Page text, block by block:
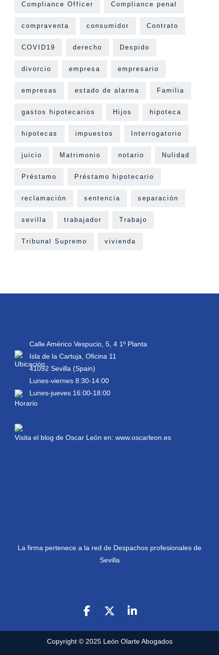
Compliance Officer Compliance penal
compraventa consumidor Contrato
COVID19 derecho Despido
divorcio empresa empresario
empresas estado de alarma Familia
gastos hipotecarios Hijos hipoteca
hipotecas impuestos Interrogatorio
juicio Matrimonio notario Nulidad
Préstamo Préstamo hipotecario
reclamación sentencia separación
sevilla trabajador Trabajo
Tribunal Supremo vivienda
Calle Américo Vespucio, 5, 4 1º Planta
Isla de la Cartuja, Oficina 11
41092 Sevilla (Spain)
Lunes-viernes 8:30-14:00
Lunes-jueves 16:00-18:00
Visita el blog de Oscar León en: www.oscarleon.es
La firma pertenece a la red de Despachos profesionales de
Sevilla
Copyright © 2025 León Olarte Abogados